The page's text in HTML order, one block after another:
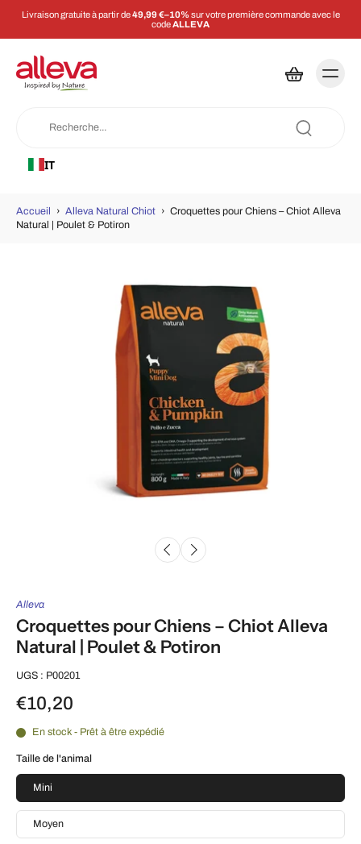
Livraison gratuite à partir de49,99 €–10% sur votre première commande avec le
codeALLEVA
IT
Accueil › Alleva Natural Chiot › Croquettes pour Chiens – Chiot Alleva
Natural | Poulet & Potiron
Alleva
Croquettes pour Chiens – Chiot Alleva
Natural | Poulet & Potiron
UGS : P00201
€10,20
En stock - Prêt à être expédié
Taille de l'animal
Mini
Moyen